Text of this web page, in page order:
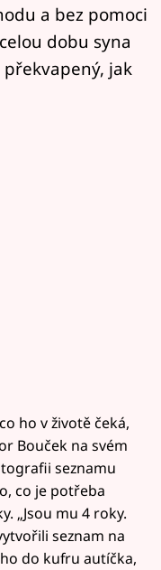
a bez pomoci
dobu syna
jak
ho v životě čeká,
Bouček na svém
seznamu
co je potřeba
„Jsou mu 4 roky.
seznam na
do kufru autíčka,